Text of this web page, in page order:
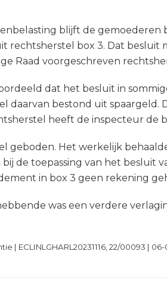
blijft de gemoederen
rechtsherstel box 3. Dat
Raad voorgeschreven
dat het besluit in
daarvan bestond uit
heeft de inspecteur de
geboden. Het werkelijk
de toepassing van het besluit
in box 3 geen rekening
was een verdere
ECLINLGHARL20231116, 22/00093 | 06-